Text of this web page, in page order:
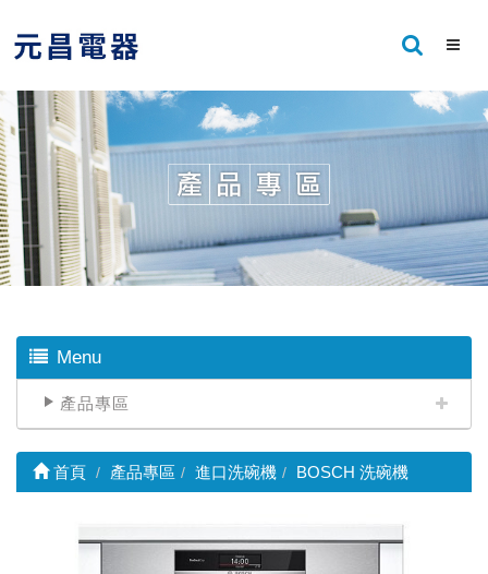
Menu
產品專區
首頁 產品專區 進口洗碗機 BOSCH 洗碗機